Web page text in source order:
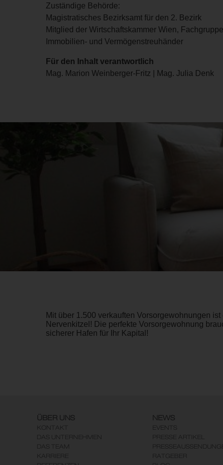
Zuständige Behörde:
Magistratisches Bezirksamt für den 2. Bezirk
Mitglied der Wirtschaftskammer Wien,
Immobilien- und Vermögenstreuhänder
Für den Inhalt verantwortlich
Mag. Marion Weinberger-Fritz | Mag. Julia Denk
Mit über 1.500 verkauften Vorsorgewohnungen
Nervenkitzel! Die perfekte Vorsorgewohnung
sicherer Hafen für Ihr Kapital!
ÜBER UNS
KONTAKT
DAS UNTERNEHMEN
DAS TEAM
KARRIERE
NEWS
EVENTS
PRESSE ARTIKEL
RATGEBER